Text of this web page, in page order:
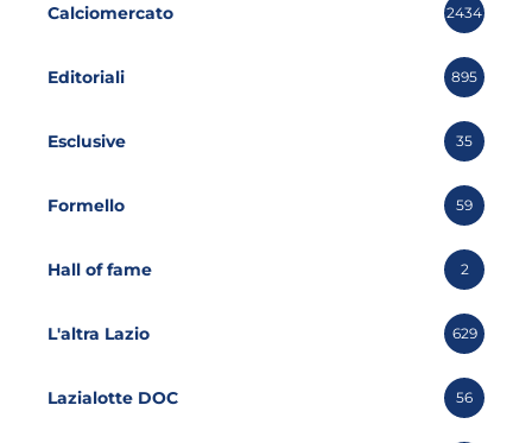
Calciomercato 2434
Editoriali 895
Esclusive 35
Formello 59
Hall of fame 2
L'altra Lazio 629
Lazialotte DOC 56